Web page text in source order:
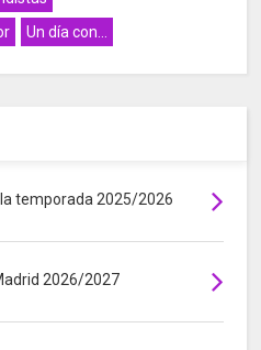
Un día con...
temporada 2025/2026
2026/2027